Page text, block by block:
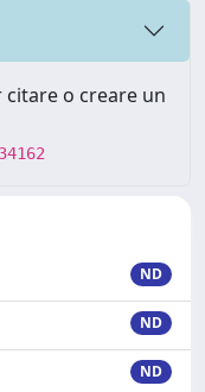
o creare un
ND
ND
ND